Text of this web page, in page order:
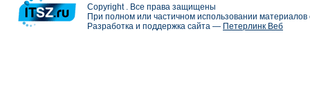
Copyright . Все права защищены
При полном или частичном использовании
Разработка и поддержка сайта — Петерлинк Веб